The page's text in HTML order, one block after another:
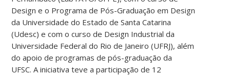
Design e o Programa de Pós-Graduação em Design
da Universidade do Estado de Santa Catarina
(Udesc) e com o curso de Design Industrial da
Universidade Federal do Rio de Janeiro (UFRJ), além
do apoio de programas de pós-graduação da
UFSC. A iniciativa teve a participação de 12